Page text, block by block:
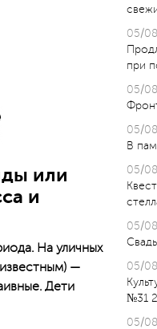
или
и
На уличных
—
Дети
05/
при
05/
05/
В
05/
05/
05/
№31
05/